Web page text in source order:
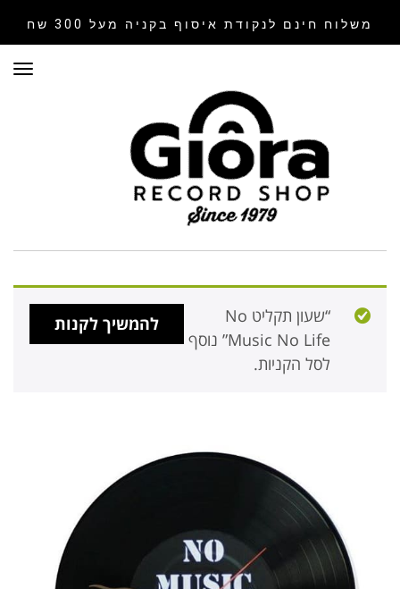
משלוח חינם לנקודת איסוף בקניה מעל 300 שח
להמשיך לקנות
“שעון תקליט No
Music No Life” נוסף
לסל הקניות.